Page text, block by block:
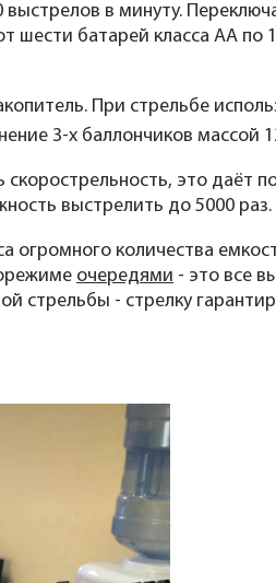
в минуту.
батарей класса АА по
При стрельбе
3-х баллончиков массой
скорострельность, это даёт
выстрелить до 5000 раз.
огромного количества
очередями - это все
стрельбы - стрелку